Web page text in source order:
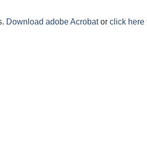
Download adobe Acrobator click here